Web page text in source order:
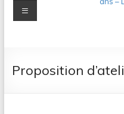
Menu
Proposition